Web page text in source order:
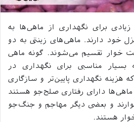
زیادی برای نگهداری از ماهی‌ها به
خود دارند. ماهی‌های زینتی به دو
خوار تقسیم می‌شوند. گونه ماهی‌
بسیار مناسبی برای نگهداری در
هزینه نگهداری پایین‌تر و سازگاری
دارای رفتاری صلح‌جو هستند
و بعضی دیگر مهاجم و جنگ‌جو
هستند.